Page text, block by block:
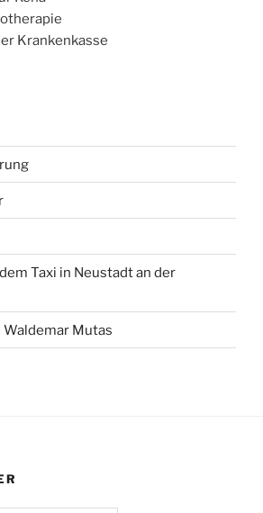
Krankenkasse
Taxi in Neustadt an der
Mutas